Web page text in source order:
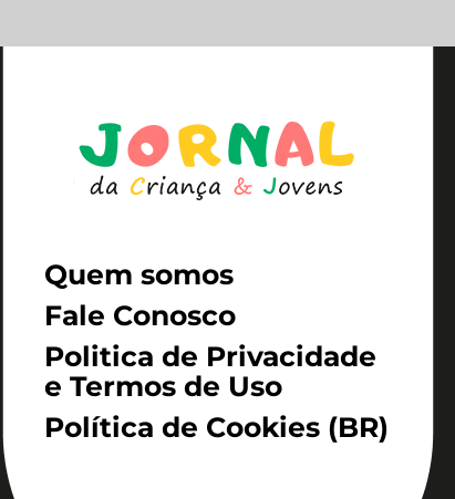
Quem somos
Fale Conosco
Politica de Privacidade
e Termos de Uso
Política de Cookies (BR)